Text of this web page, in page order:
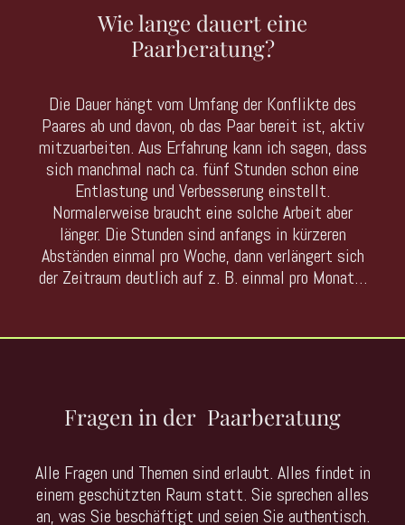
Wie lange dauert eine
Paarberatung?
Die Dauer hängt vom Umfang der Konflikte des
Paares ab und davon, ob das Paar bereit ist, aktiv
mitzuarbeiten. Aus Erfahrung kann ich sagen, dass
sich manchmal nach ca. fünf Stunden schon eine
Entlastung und Verbesserung einstellt.
Normalerweise braucht eine solche Arbeit aber
länger. Die Stunden sind anfangs in kürzeren
Abständen einmal pro Woche, dann verlängert sich
der Zeitraum deutlich auf z. B. einmal pro Monat…
Fragen in der Paarberatung
Alle Fragen und Themen sind erlaubt. Alles findet in
einem geschützten Raum statt. Sie sprechen alles
an, was Sie beschäftigt und seien Sie authentisch.